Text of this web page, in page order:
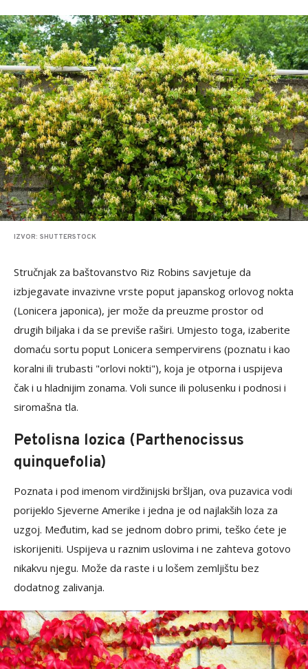
IZVOR: SHUTTERSTOCK
Stručnjak za baštovanstvo Riz Robins savjetuje da
izbjegavate invazivne vrste poput japanskog orlovog nokta
(Lonicera japonica), jer može da preuzme prostor od
drugih biljaka i da se previše raširi. Umjesto toga, izaberite
domaću sortu poput Lonicera sempervirens (poznatu i kao
koralni ili trubasti "orlovi nokti"), koja je otporna i uspijeva
čak i u hladnijim zonama. Voli sunce ili polusenku i podnosi i
siromašna tla.
Petolisna lozica (Parthenocissus
quinquefolia)
Poznata i pod imenom virdžinijski bršljan, ova puzavica vodi
porijeklo Sjeverne Amerike i jedna je od najlakših loza za
uzgoj. Međutim, kad se jednom dobro primi, teško ćete je
iskorijeniti. Uspijeva u raznim uslovima i ne zahteva gotovo
nikakvu njegu. Može da raste i u lošem zemljištu bez
dodatnog zalivanja.